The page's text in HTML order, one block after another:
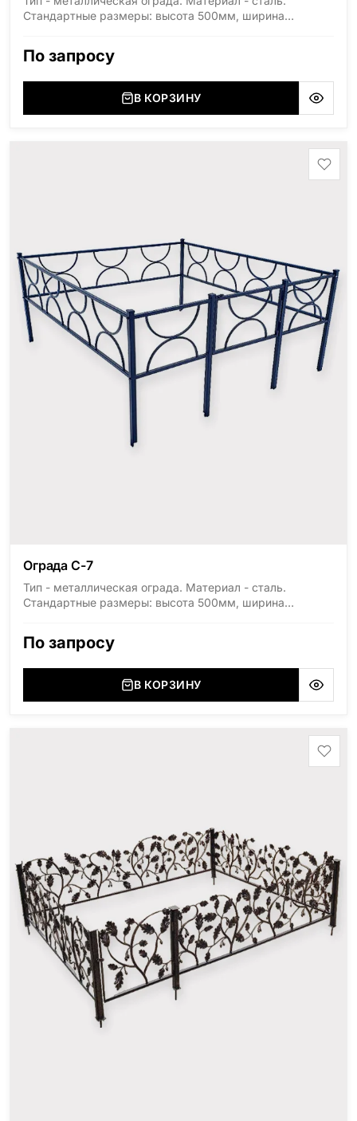
Стандартные размеры: высота 500мм, ширина
По запросу
В КОРЗИНУ
Ограда С-7
Тип - металлическая ограда. Материал - сталь.
Стандартные размеры: высота 500мм, ширина
По запросу
В КОРЗИНУ